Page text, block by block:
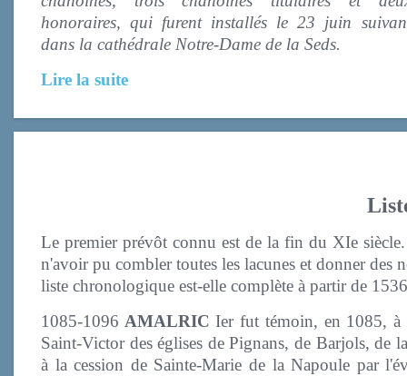
honoraires, qui furent installés le 23 juin
dans la cathédrale Notre-Dame de la Seds.
Lire la suite
Le premier prévôt connu est de la fin du XIe
n'avoir pu combler toutes les lacunes et donner des
liste chronologique est-elle complète à partir de
1085-1096 AMALRIC Ier fut témoin, en 1085, à
Saint-Victor des églises de Pignans, de Barjols, de
à la cession de Sainte-Marie de la Napoule par